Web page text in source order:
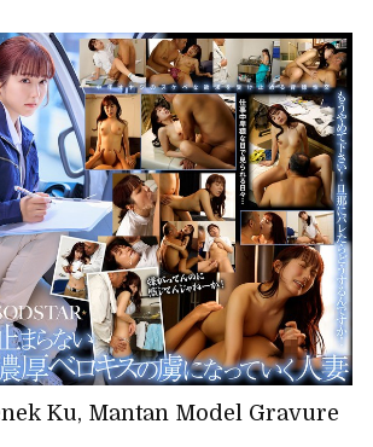
Ku, Mantan Model Gravure